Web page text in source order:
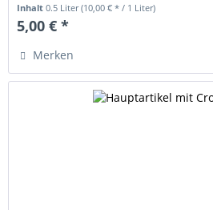
Inhalt0.5 Liter(10,00 € * / 1 Liter)
5,00 € *
Merken